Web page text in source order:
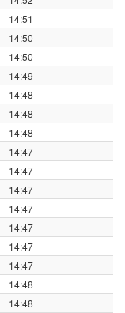
14:51
14:50
14:50
14:49
14:48
14:48
14:48
14:47
14:47
14:47
14:47
14:47
14:47
14:47
14:48
14:48